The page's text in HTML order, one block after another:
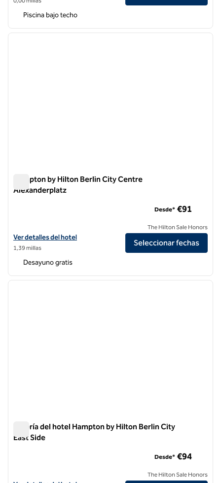
Piscina bajo techo
1 de 12
Hampton by Hilton Berlin City Centre
Alexanderplatz
Ver detalles del hotel Hampton by Hilton Berlin City Centre
Ver detalles del hotel
1,39 millas
Desde* €91
The Hilton Sale Honors
Seleccionar fechas
Desayuno gratis
1 de 12
Galería del hotel Hampton by Hilton Berlin City
East Side
Desde* €94
The Hilton Sale Honors